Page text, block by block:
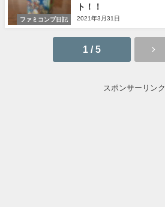
ファミコンプ日記
ト！！
2021年3月31日
1 / 5
スポンサーリンク